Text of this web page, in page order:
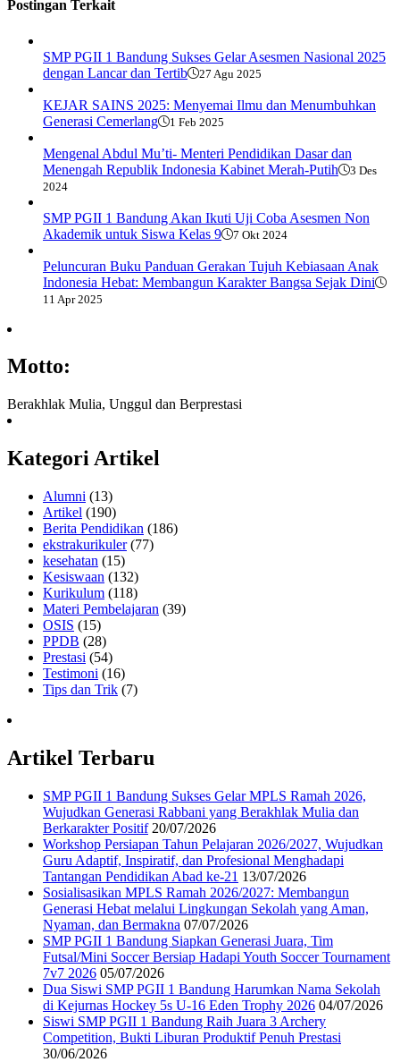
Postingan Terkait
SMP PGII 1 Bandung Sukses Gelar Asesmen Nasional 2025
dengan Lancar dan Tertib
27 Agu 2025
KEJAR SAINS 2025: Menyemai Ilmu dan Menumbuhkan
Generasi Cemerlang
1 Feb 2025
Mengenal Abdul Mu’ti- Menteri Pendidikan Dasar dan
Menengah Republik Indonesia Kabinet Merah-Putih
3 Des
2024
SMP PGII 1 Bandung Akan Ikuti Uji Coba Asesmen Non
Akademik untuk Siswa Kelas 9
7 Okt 2024
Peluncuran Buku Panduan Gerakan Tujuh Kebiasaan Anak
Indonesia Hebat: Membangun Karakter Bangsa Sejak Dini
11 Apr 2025
Motto:
Berakhlak Mulia, Unggul dan Berprestasi
Kategori Artikel
Alumni (13)
Artikel (190)
Berita Pendidikan (186)
ekstrakurikuler(77)
kesehatan (15)
Kesiswaan (132)
Kurikulum (118)
Materi Pembelajaran (39)
OSIS (15)
PPDB (28)
Prestasi (54)
Testimoni (16)
Tips dan Trik (7)
Artikel Terbaru
SMP PGII 1 Bandung Sukses Gelar MPLS Ramah 2026,
Wujudkan Generasi Rabbani yang Berakhlak Mulia dan
Berkarakter Positif 20/07/2026
Workshop Persiapan Tahun Pelajaran 2026/2027, Wujudkan
Guru Adaptif, Inspiratif, dan Profesional Menghadapi
Tantangan Pendidikan Abad ke-21 13/07/2026
Sosialisasikan MPLS Ramah 2026/2027: Membangun
Generasi Hebat melalui Lingkungan Sekolah yang Aman,
Nyaman, dan Bermakna 07/07/2026
SMP PGII 1 Bandung Siapkan Generasi Juara, Tim
Futsal/Mini Soccer Bersiap Hadapi Youth Soccer Tournament
7v7 2026 05/07/2026
Dua Siswi SMP PGII 1 Bandung Harumkan Nama Sekolah
di Kejurnas Hockey 5s U-16 Eden Trophy 2026 04/07/2026
Siswi SMP PGII 1 Bandung Raih Juara 3 Archery
Competition, Bukti Liburan Produktif Penuh Prestasi
30/06/2026